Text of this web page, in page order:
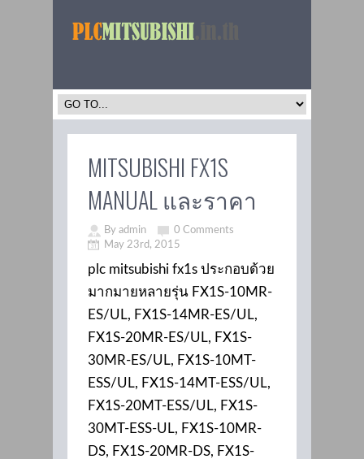
MITSUBISHI FX1S
MANUAL และราคา
By admin
0 Comments
May 23rd, 2015
plc mitsubishi fx1s ประกอบด้วย
มากมายหลายรุ่น FX1S-10MR-
ES/UL, FX1S-14MR-ES/UL,
FX1S-20MR-ES/UL, FX1S-
30MR-ES/UL, FX1S-10MT-
ESS/UL, FX1S-14MT-ESS/UL,
FX1S-20MT-ESS/UL, FX1S-
30MT-ESS-UL, FX1S-10MR-
DS, FX1S-20MR-DS, FX1S-